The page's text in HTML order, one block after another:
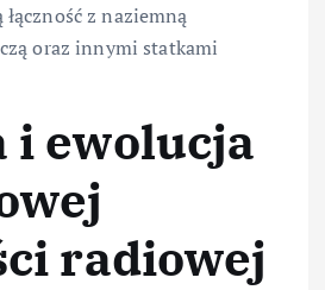
łączność z naziemną
oraz innymi statkami
i ewolucja
radiowej